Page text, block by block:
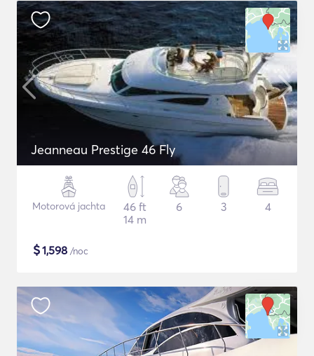
Jeanneau Prestige 46 Fly
Motorová jachta
46 ft
14 m
6 3 4
$1,598 /noc